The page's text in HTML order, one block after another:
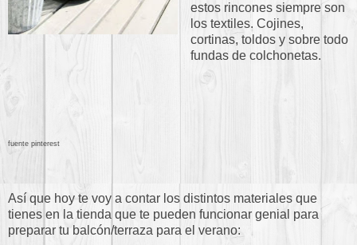
estos rincones siempre son
los textiles. Cojines,
cortinas, toldos y sobre todo
fundas de colchonetas.
fuente pinterest
Así que hoy te voy a contar los distintos materiales que
tienes en la tienda que te pueden funcionar genial para
preparar tu balcón/terraza para el verano: